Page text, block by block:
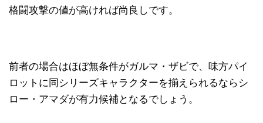
格闘攻撃の値が高ければ尚良しです。
前者の場合はほぼ無条件がガルマ・ザビで、味方パイ
ロットに同シリーズキャラクターを揃えられるならシ
ロー・アマダが有力候補となるでしょう。